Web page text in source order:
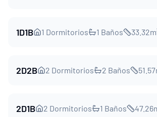
1D1B 1 Dormitorios 1 Baños 33.32
2D2B 2 Dormitorios 2 Baños 51.57
2D1B 2 Dormitorios 1 Baños 47.26